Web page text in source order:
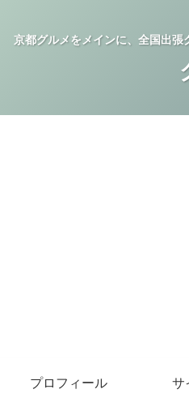
京都グルメをメインに、全国出
プロフィール サ